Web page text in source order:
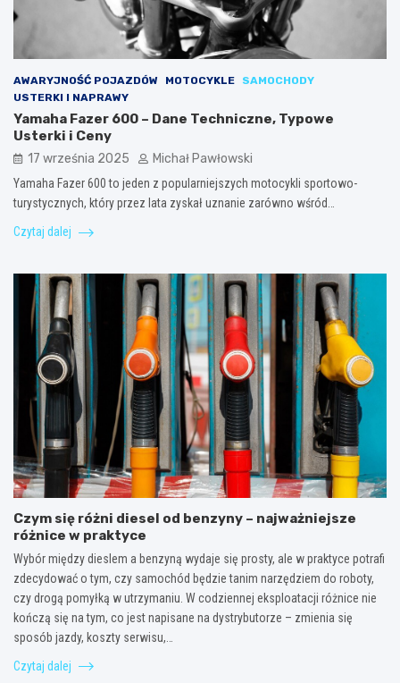
AWARYJNOŚĆ POJAZDÓW MOTOCYKLE
SAMOCHODY
USTERKI I NAPRAWY
Yamaha Fazer 600 – Dane Techniczne, Typowe
Usterki i Ceny
17 września 2025 Michał Pawłowski
Yamaha Fazer 600 to jeden z popularniejszych motocykli sportowo-
turystycznych, który przez lata zyskał uznanie zarówno wśród…
Czytaj dalej
Czym się różni diesel od benzyny – najważniejsze
różnice w praktyce
Wybór między dieslem a benzyną wydaje się prosty, ale w praktyce potrafi
zdecydować o tym, czy samochód będzie tanim narzędziem do roboty,
czy drogą pomyłką w utrzymaniu. W codziennej eksploatacji różnice nie
kończą się na tym, co jest napisane na dystrybutorze – zmienia się
sposób jazdy, koszty serwisu,…
Czytaj dalej